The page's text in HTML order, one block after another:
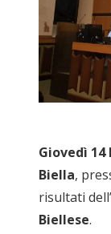
Giovedì 14
Biella,
risultati dell’
Biellese.